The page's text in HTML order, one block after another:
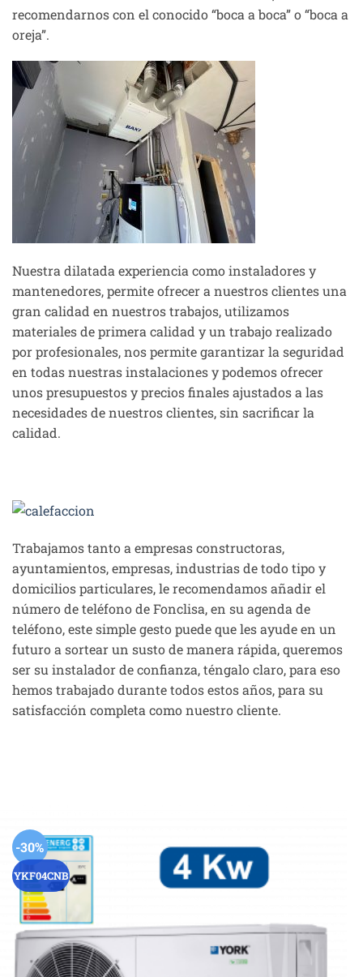
recomendarnos con el conocido “boca a boca” o “boca a
oreja”.
Nuestra dilatada experiencia como instaladores y
mantenedores, permite ofrecer a nuestros clientes una
gran calidad en nuestros trabajos, utilizamos
materiales de primera calidad y un trabajo realizado
por profesionales, nos permite garantizar la seguridad
en todas nuestras instalaciones y podemos ofrecer
unos presupuestos y precios finales ajustados a las
necesidades de nuestros clientes, sin sacrificar la
calidad.
Trabajamos tanto a empresas constructoras,
ayuntamientos, empresas, industrias de todo tipo y
domicilios particulares, le recomendamos añadir el
número de teléfono de Fonclisa, en su agenda de
teléfono, este simple gesto puede que les ayude en un
futuro a sortear un susto de manera rápida, queremos
ser su instalador de confianza, téngalo claro, para eso
hemos trabajado durante todos estos años, para su
satisfacción completa como nuestro cliente.
-30%
YKF04CNB